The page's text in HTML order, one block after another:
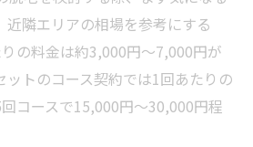
近隣エリアの相場を参考にする
の料金は約3,000円〜7,000円が
ットのコース契約では1回あたりの
コースで15,000円〜30,000円程